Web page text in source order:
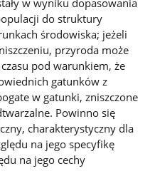
w wyniku dopasowania
do struktury
środowiska; jeżeli
przyroda może
pod warunkiem, że
gatunków z
w gatunki, zniszczone
Powinno się
charakterystyczny dla
na jego specyfikę
na jego cechy